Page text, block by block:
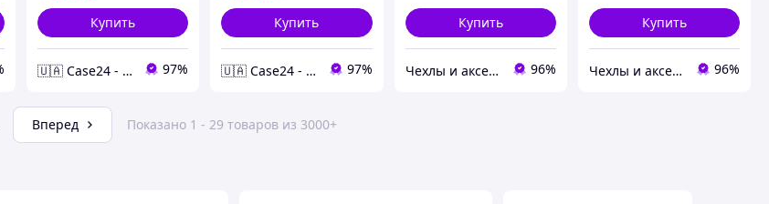
Купить
🇺🇦 Case24 - чохли та аксесуари для смартфонів та планшетів 97%
Купить
🇺🇦 Case24 - чохли та аксесуари для смартфонів та планшетів 97%
Купить
Чехлы и аксессуары | Mob4 96%
Купить
Чехлы и аксессуары | Mob4 96%
Вперед Показано 1 - 29 товаров из 3000+